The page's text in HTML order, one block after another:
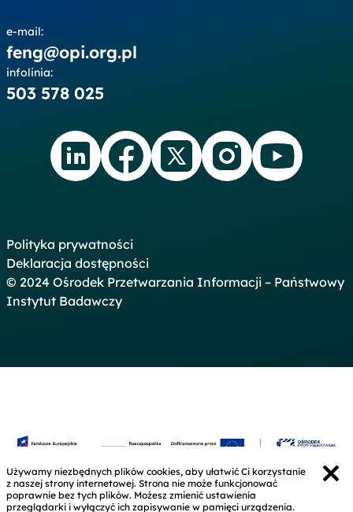
e-mail:
feng@opi.org.pl
infolinia:
503 578 025
linkedin.comfacebook.com
twitter.cominstagram.com
Polityka prywatności
Deklaracja dostępności
© 2024 Ośrodek Przetwarzania Informacji – Państwowy
Instytut Badawczy
Używamy niezbędnych plików cookies, aby ułatwić Ci korzystanie
z naszej strony internetowej. Strona nie może funkcjonować
poprawnie bez tych plików. Możesz zmienić ustawienia
przeglądarki i wyłączyć ich zapisywanie w pamięci urządzenia.